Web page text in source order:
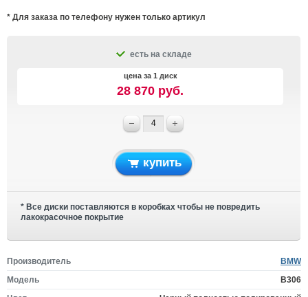
* Для заказа по телефону нужен только артикул
есть на складе
цена за 1 диск
28 870 руб.
купить
* Все диски поставляются в коробках чтобы не повредить
лакокрасочное покрытие
Производитель
BMW
Модель
B306